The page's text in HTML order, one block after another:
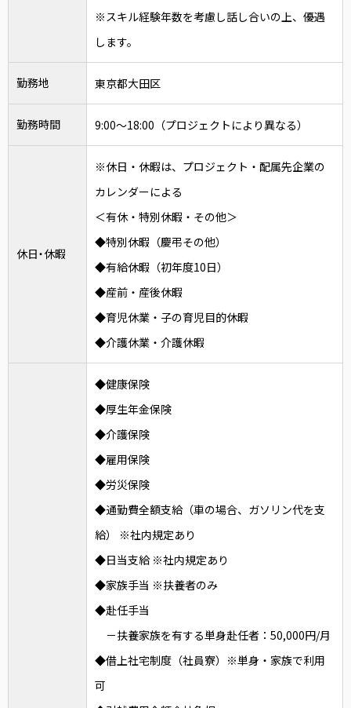
※スキル経験年数を考慮し話し合いの上、優遇
します。
勤務地 東京都大田区
勤務時間 9:00～18:00（プロジェクトにより異なる）
休日・休暇
※休日・休暇は、プロジェクト・配属先企業の
カレンダーによる
＜有休・特別休暇・その他＞
◆特別休暇（慶弔その他）
◆有給休暇（初年度10日）
◆産前・産後休暇
◆育児休業・子の育児目的休暇
◆介護休業・介護休暇
◆健康保険
◆厚生年金保険
◆介護保険
◆雇用保険
◆労災保険
◆通勤費全額支給（車の場合、ガソリン代を支
給） ※社内規定あり
◆日当支給 ※社内規定あり
◆家族手当 ※扶養者のみ
◆赴任手当
－扶養家族を有する単身赴任者：50,000円/月
◆借上社宅制度（社員寮）※単身・家族で利用
可